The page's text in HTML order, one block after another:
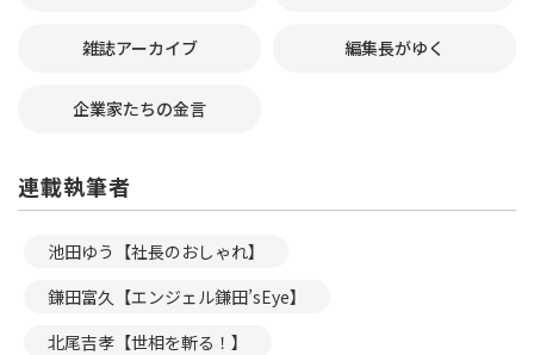
雑誌アーカイブ 編集長がゆく
企業家たちの金言
連載執筆者
池田ゆう【社長のおしゃれ】
鎌田富久【エンジェル鎌田’sEye】
北尾吉孝【世相を斬る！】